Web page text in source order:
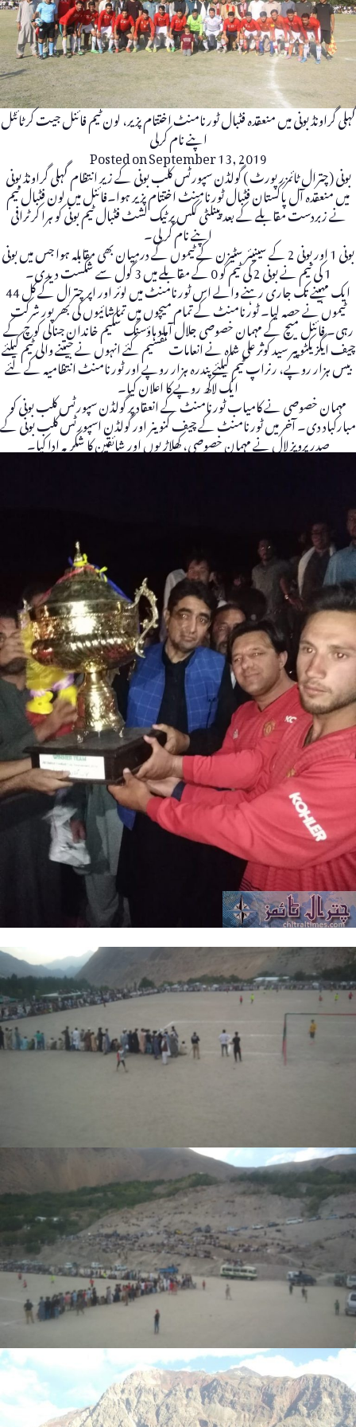
گہلی گراونڈ بونی میں منعقدہ فٹبال ٹورنامنٹ اختتام پزیر، لون ٹیم فائنل جیت کرٹائٹل
اپنے نام کرلی
Posted onSeptember 13, 2019
بونی (چترال ٹائمزرپورٹ )‌ گولڈن سپورٹس کلب بونی کے زیر انتظام گہلی گراونڈ بونی
میں منعقدہ آل پاکستان فٹبال ٹورنامنٹ اختتام پزیر ہوا۔فائنل میں لون فٹبال ٹیم
نے زبردست مقابلے کے بعد پینلٹی ککس پر ٹیک لشٹ فٹبال ٹیم بونی کو ہرا کر ٹرافی
اپنے نام کر لی۔
بونی 1 اور بونی 2 کے سینیئر سٹیزن کے ٹیموں کے درمیان بھی مقابلہ ہوا جس میں بونی
1 کی ٹیم نے بونی 2 کی ٹیم کو 0 کے مقابلے میں 3 گول سے شکست دیدی۔
ایک مہینے تک جاری رہنے والے اس ٹورنامنٹ میں لوئر اور اپر چترال کے کل 44
ٹیموں نے حصہ لیا۔ ٹورنامنٹ کے تمام میچوں میں تماشائیوں کی بھر پور شرکت
رہی۔ فائنل میچ کے مہمان خصوصی جلال آباد ہاؤسنگ سکیم خاندان جنالی کوچ کے
چیف ایگزیکٹو پیر سید کوثر علی شاہ نے انعامات تقسیم کئے انہوں نے جیتنے والی ٹیم کیلئے
بیس ہزار روپے، رنراپ ٹیم کیلئے پندرہ ہزار روپے اور ٹورنامنٹ انتظامیہ کے لئے
ایک لاکھ روپے کا اعلان کیا۔
مہمان خصوصی نے کامیاب ٹورنامنٹ کے انعقاد پر گولڈن سپورٹس کلب بونی کو
مبارکباد دی۔ آخر میں ٹورنامنٹ کے چیف کنوینر اور گولڈن اسپورٹس کلب بونی کے
صدر پرویز لال نے مہمان خصوصی، کھلاڑیوں اور شائقین کا شکریہ ادا کیا۔